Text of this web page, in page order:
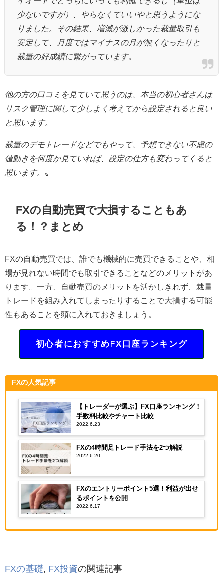
少ないですが）、やらなくていいやと思うようにな
りました。その結果、増減が激しかった裁量取引も
安定して、月度ではマイナスの月が無くなったりと
裁量の好成績に繋がっています。
他の方の口コミを見ていて思うのは、本当の初心者さんは
リスク管理に関して少しよく考えてから設定されると良い
と思います。
裁量のデモトレードなどでもやって、予想できない不慮の
値動きを何度か見ていれば、設定の仕方も変わってくると
思います。 〟
FXの自動売買で大損することもあ
る！？まとめ
FXの自動売買では、誰でも機械的に売買できることや、相
場が見れない時間でも取引できることなどのメリットがあ
ります。一方、自動売買のメリットを活かしきれず、裁量
トレードを組み入れてしまったりすることで大損する可能
性もあることを頭に入れておきましょう。
初心者におすすめFX口座ランキング
FXの人気記事
【トレーダーが選ぶ】FX口座ランキング！
手数料比較やチャート比較
2022.6.23
FXの4時間足トレード手法を2つ解説
2022.6.20
FXのエントリーポイント5選！利益が出せ
るポイントを公開
2022.6.17
FXの基礎, FX投資の関連記事